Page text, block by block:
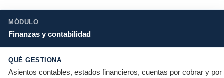
Finanzas y contabilidad
Asientos contables, estados financieros, cuentas por cobrar y por